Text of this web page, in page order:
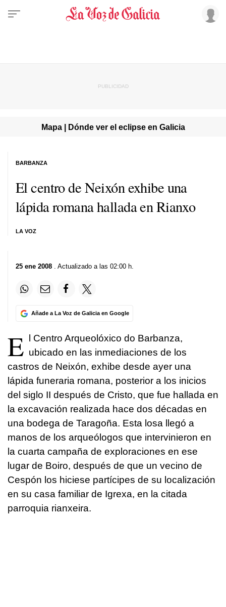
Mapa | Dónde ver el eclipse en Galicia
El centro de Neixón exhibe una
lápida romana hallada en Rianxo
LA VOZ
BARBANZA
25 ene 2008 . Actualizado a las 02:00 h.
Añade a La Voz de Galicia en Google
E
l Centro Arqueolóxico do Barbanza,
ubicado en las inmediaciones de los
castros de Neixón, exhibe desde ayer una
lápida funeraria romana, posterior a los inicios
del siglo II después de Cristo, que fue hallada en
la excavación realizada hace dos décadas en
una bodega de Taragoña. Esta losa llegó a
manos de los arqueólogos que intervinieron en
la cuarta campaña de exploraciones en ese
lugar de Boiro, después de que un vecino de
Cespón los hiciese partícipes de su localización
en su casa familiar de Igrexa, en la citada
parroquia rianxeira.